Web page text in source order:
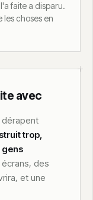
faite a disparu.
choses en
avec
trop,
gens
des
et une